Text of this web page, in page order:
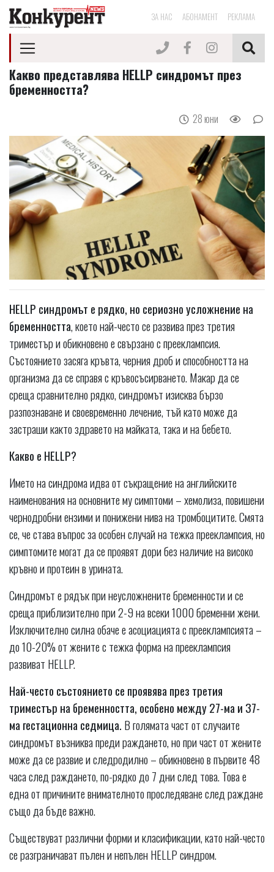
ЗА НАС АБОНАМЕНТ РЕКЛАМА
Какво представлява HELLP синдромът през
бременността?
28 юни
HELLP синдромът е рядко, но сериозно усложнение на
бременността, което най-често се развива през третия
триместър и обикновено е свързано с прееклампсия.
Състоянието засяга кръвта, черния дроб и способността на
организма да се справя с кръвосъсирването. Макар да се
среща сравнително рядко, синдромът изисква бързо
разпознаване и своевременно лечение, тъй като може да
застраши както здравето на майката, така и на бебето.
Какво е HELLP?
Името на синдрома идва от съкращение на английските
наименования на основните му симптоми – хемолиза, повишени
чернодробни ензими и понижени нива на тромбоцитите. Смята
се, че става въпрос за особен случай на тежка прееклампсия, но
симптомите могат да се проявят дори без наличие на високо
кръвно и протеин в урината.
Синдромът е рядък при неусложнените бременности и се
среща приблизително при 2-9 на всеки 1000 бременни жени.
Изключително силна обаче е асоциацията с прееклампсията –
до 10-20% от жените с тежка форма на прееклампсия
развиват HELLP.
Най-често състоянието се проявява през третия
триместър на бременността, особено между 27-ма и 37-
ма гестационна седмица. В голямата част от случаите
синдромът възниква преди раждането, но при част от жените
може да се развие и следродилно – обикновено в първите 48
часа след раждането, по-рядко до 7 дни след това. Това е
една от причините внимателното проследяване след раждане
също да бъде важно.
Съществуват различни форми и класификации, като най-често
се разграничават пълен и непълен HELLP синдром.